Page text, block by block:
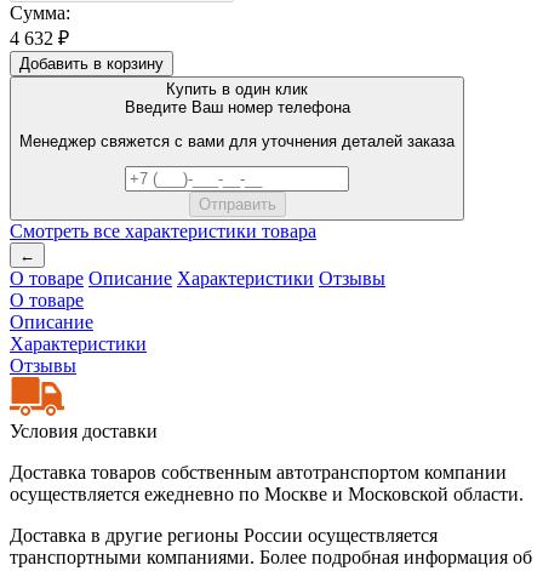
Сумма:
4 632 ₽
Добавить в корзину
Купить в один клик
Введите Ваш номер телефона
Менеджер свяжется с вами для уточнения деталей заказа
Смотреть все характеристики товара
←
О товаре Описание Характеристики Отзывы
О товаре
Описание
Характеристики
Отзывы
Условия доставки
Доставка товаров собственным автотранспортом компании
осуществляется ежедневно по Москве и Московской области.
Доставка в другие регионы России осуществляется
транспортными компаниями. Более подробная информация об